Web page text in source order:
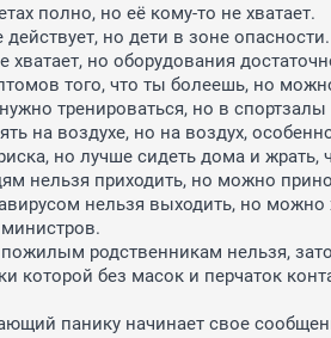
полно, но её кому-то не хватает.
действует, но дети в зоне опасности.
хватает, но оборудования
того, что ты болеешь, но
тренироваться, но в
на воздухе, но на воздух,
но лучше сидеть дома и жрать,
нельзя приходить, но можно
нельзя выходить, но можно
родственникам нельзя,
которой без масок и перчаток
панику начинает свое